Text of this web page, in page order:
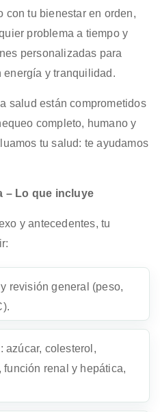
con tu bienestar en orden,
problema a tiempo y
personalizadas para
energía y tranquilidad.
salud están comprometidos
completo, humano y
tu salud: te ayudamos
– Lo que incluye
y antecedentes, tu
revisión general (peso,
azúcar, colesterol,
renal y hepática,